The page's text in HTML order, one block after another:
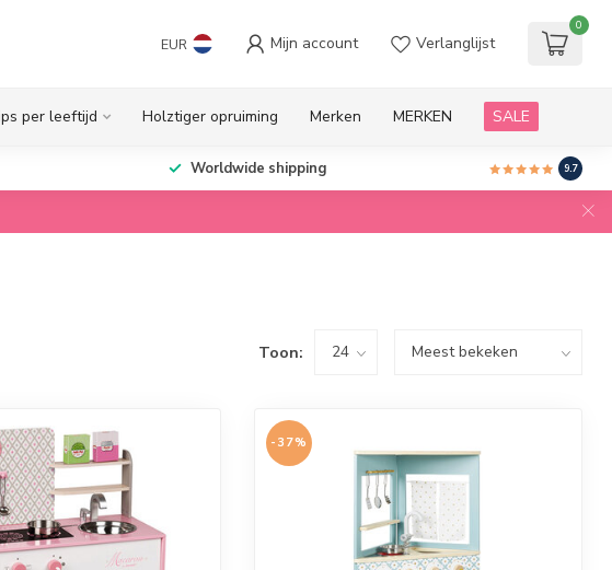
EUR Mijn account Verlanglijst
0
per leeftijd Holztiger opruiming Merken MERKEN SALE
Worldwide shipping 9.7
Toon:
-37%